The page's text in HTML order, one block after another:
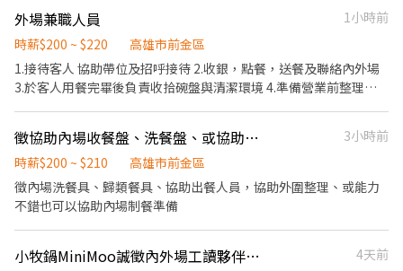
能勝任，願意學習就歡迎投遞！ 開班作業 準備午餐需要的食材，環
境整潔 招呼客人,介紹我家餐點特色以及點餐跟收營 及出餐哇。外場
整潔工作 協助廚房製作餐點，環境清潔 享有勞健保-生日禮金-員工
聚會
外場兼職人員
1小時前
時薪$200 ~ $220
高雄市前金區
1.接待客人 協助帶位及招呼接待 2.收銀，點餐，送餐及聯絡內外場
3.於客人用餐完畢後負責收拾碗盤與清潔環境 4.準備營業前整理環
徵協助內場收餐盤、洗餐盤、或協助內場出餐制餐
3小時前
時薪$200 ~ $210
高雄市前金區
徵內場洗餐具、歸類餐具、協助出餐人員，協助外圍整理、或能力
不錯也可以協助內場制餐準備
小牧鍋MiniMoo誠徵內外場工讀夥伴！！！
4天前